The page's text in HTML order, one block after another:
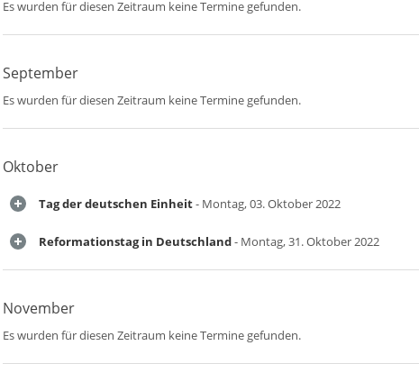
Es wurden für diesen Zeitraum keine Termine gefunden.
September
Es wurden für diesen Zeitraum keine Termine gefunden.
Oktober
Tag der deutschen Einheit- Montag, 03. Oktober 2022
Reformationstag in Deutschland- Montag, 31. Oktober 2022
November
Es wurden für diesen Zeitraum keine Termine gefunden.